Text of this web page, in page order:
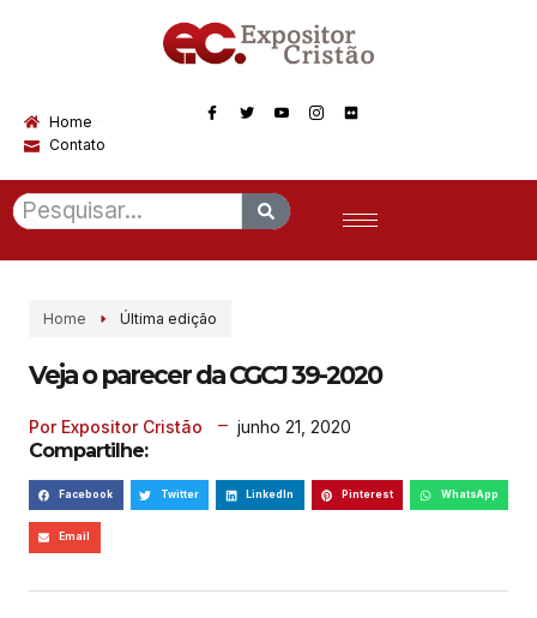
Home
Contato
Home Última edição
Veja o parecer da CGCJ 39-2020
Por Expositor Cristão junho 21, 2020
Compartilhe:
Facebook Twitter LinkedIn Pinterest WhatsApp
Email